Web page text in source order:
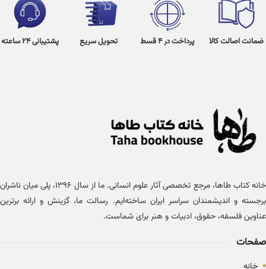
ضمانت اصالت کالا پرداخت در 4 قسط تحویل سریع پشتیبانی 24 ساعته
خانه کتاب طاها، مرجع تخصصی آثار علوم انسانی. ما از سال ۱۳۹۶، پلی میان ناشران
برجسته و اندیشمندان سراسر ایران ساخته‌ایم. رسالت ما، گزینش و ارائه برترین
عناوین فلسفه، حقوق، ادبیات و هنر برای شماست.
صفحات